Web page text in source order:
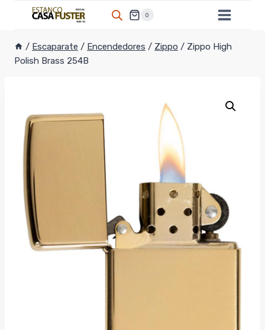
0
/ Escaparate / Encendedores / Zippo / Zippo High
Polish Brass 254B